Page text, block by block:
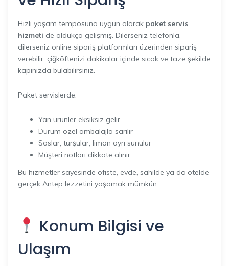
Hızlı yaşam temposuna uygun olarak paket servis
hizmeti de oldukça gelişmiş. Dilerseniz telefonla,
dilerseniz online sipariş platformları üzerinden sipariş
verebilir; çiğköftenizi dakikalar içinde sıcak ve taze şekilde
kapınızda bulabilirsiniz.
Paket servislerde:
Yan ürünler eksiksiz gelir
Dürüm özel ambalajla sarılır
Soslar, turşular, limon ayrı sunulur
Müşteri notları dikkate alınır
Bu hizmetler sayesinde ofiste, evde, sahilde ya da otelde
gerçek Antep lezzetini yaşamak mümkün.
Konum Bilgisi ve
Ulaşım